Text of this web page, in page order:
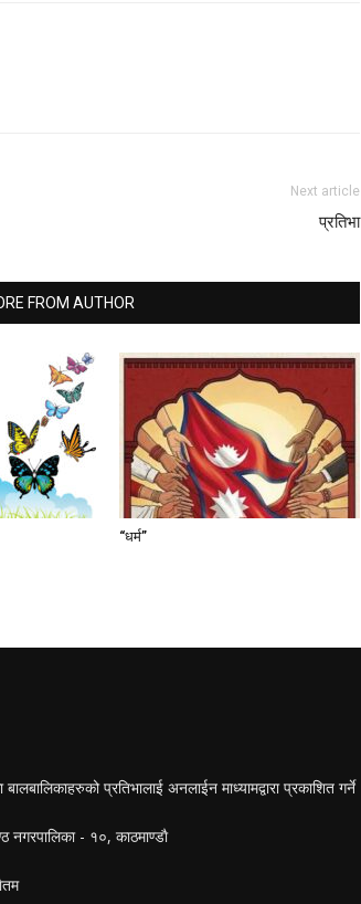
Next article
प्रतिभा
FROM AUTHOR
“धर्म”
प्रतिभालाई अनलाईन माध्यामद्वारा प्रकाशित गर्ने
नगरपालिका - १०, काठमाण्डाै